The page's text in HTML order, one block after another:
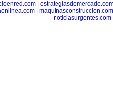
| estrategiasdemercado.com
maquinasconstruccion.com
noticiasurgentes.com